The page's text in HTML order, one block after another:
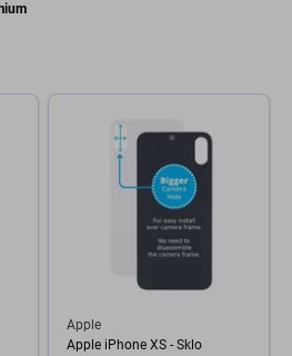
Apple
Apple iPhone XS - Sklo